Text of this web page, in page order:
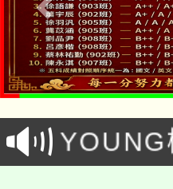
「本色
場熱烈
8/21下
徵才活
YOUNG
局官網。
8月14至